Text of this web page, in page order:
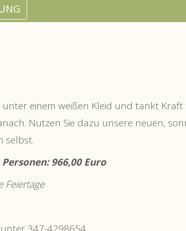
einem weißen Kleid und tankt
Nutzen Sie dazu unsere neuen,
selbst.
966,00 Euro
Feiertage
347-4298654